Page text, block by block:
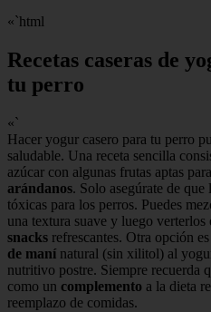
«`html
Recetas caseras de
tu perro
«`
Hacer yogur casero para tu perro
saludable. Una receta sencilla
azúcar con algunas frutas aptas
arándanos. Solo asegúrate de que
tóxicas para los perros. Puedes
una textura suave y luego
snacks refrescantes. Otra opción
de maní natural (sin xilitol) al
nutritivo postre. Siempre recuerda
como un complemento a la dieta
reemplazo de comidas.